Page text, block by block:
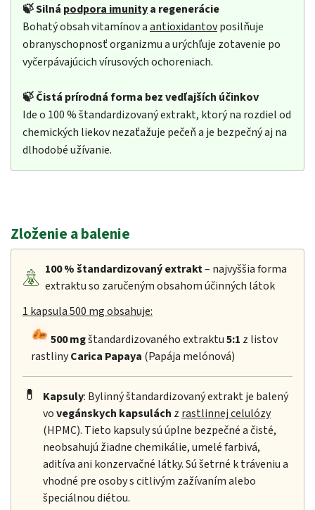
🍃 Silná podpora imunitya regenerácie
Bohatý obsah vitamínov aantioxidantovposilňuje
obranyschopnosť organizmu a urýchľuje zotavenie po
vyčerpávajúcich vírusových ochoreniach.
🍃 Čistá prírodná forma bez vedľajších účinkov
Ide o 100 % štandardizovaný extrakt, ktorý na rozdiel od
chemických liekov nezaťažuje pečeň a je bezpečný aj na
dlhodobé užívanie.
Zloženie a balenie
100 %štandardizovaný extrakt– najvyššia forma
extraktu so zaručeným obsahom účinných látok
1 kapsula 500 mg obsahuje:
500 mgštandardizovaného extraktu5:1 z listov
rastlinyCarica Papaya (Papája melónová)
💊 Kapsuly: Bylinný štandardizovaný extrakt je balený
vovegánskych kapsulách z rastlinnej celulózy
(HPMC). Tieto kapsuly sú úplne bezpečné a čisté,
neobsahujú žiadne chemikálie, umelé farbivá,
aditíva ani konzervačné látky. Sú šetrné k tráveniu a
vhodné pre osoby s citlivým zažívaním alebo
špeciálnou diétou.